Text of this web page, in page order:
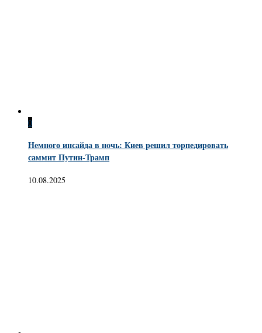
0
Немного инсайда в ночь: Киев решил торпедировать
саммит Путин-Трамп
10.08.2025